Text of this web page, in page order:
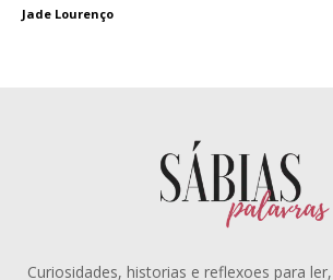
Jade Lourenço
Curiosidades, historias e reflexoes para